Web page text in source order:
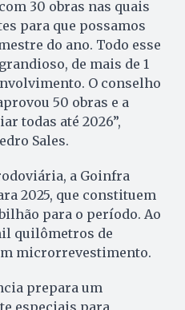
30 obras nas quais
para que possamos
do ano. Todo esse
de mais de 1
O conselho
50 obras e a
todas até 2026”,
Sales.
a Goinfra
2025, que constituem
para o período. Ao
quilômetros de
microrrevestimento.
prepara um
especiais para